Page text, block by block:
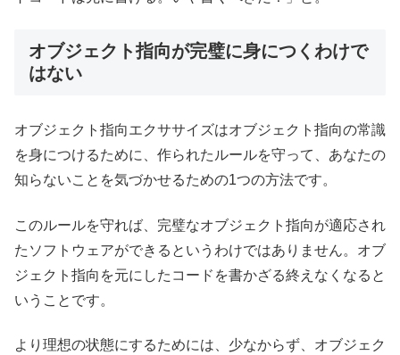
オブジェクト指向が完璧に身につくわけで
はない
オブジェクト指向エクササイズはオブジェクト指向の常識
を身につけるために、作られたルールを守って、あなたの
知らないことを気づかせるための1つの方法です。
このルールを守れば、完璧なオブジェクト指向が適応され
たソフトウェアができるというわけではありません。オブ
ジェクト指向を元にしたコードを書かざる終えなくなると
いうことです。
より理想の状態にするためには、少なからず、オブジェク